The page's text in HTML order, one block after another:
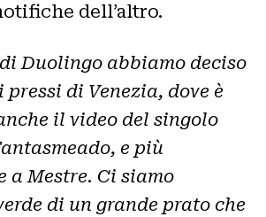
dell’altro.
Duolingo abbiamo deciso
di Venezia, dove è
il video del singolo
e più
a Mestre. Ci siamo
di un grande prato che